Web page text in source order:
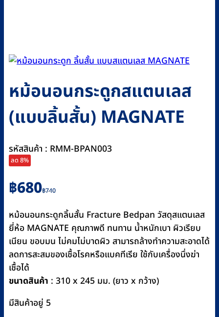
หม้อนอนกระดูกสแตนเลส
(แบบลิ้นสั้น) MAGNATE
รหัสสินค้า : RMM-BPAN003
ลด 8%
฿740
Original
price
was:
฿740.
฿680
Current
price
is:
฿680.
หม้อนอนกระดูกลิ้นสั้น Fracture Bedpan วัสดุสแตนเลส
ยี่ห้อ MAGNATE คุณภาพดี ทนทาน น้ำหนักเบา ผิวเรียบ
เนียน ขอบมน ไม่คมไม่บาดผิว สามารถล้างทำความสะอาดได้
ลดการสะสมของเชื้อโรคหรือแบคทีเรีย ใช้กับเครื่องนึ่งฆ่า
เชื้อได้
ขนาดสินค้า : 310 x 245 มม. (ยาว x กว้าง)
มีสินค้าอยู่ 5